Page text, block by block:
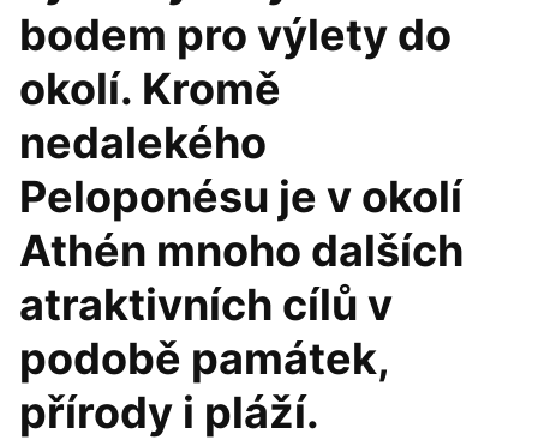
bodem pro výlety do
okolí. Kromě
nedalekého
Peloponésu je v okolí
Athén mnoho dalších
atraktivních cílů v
podobě památek,
přírody i pláží.